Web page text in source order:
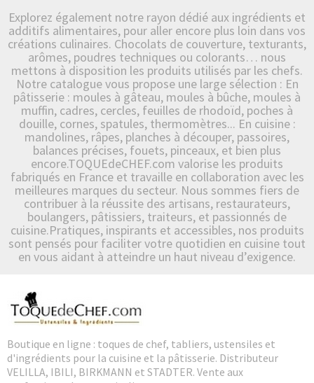
Explorez également notre rayon dédié aux ingrédients et
additifs alimentaires, pour aller encore plus loin dans vos
créations culinaires. Chocolats de couverture, texturants,
arômes, poudres techniques ou colorants… nous
mettons à disposition les produits utilisés par les chefs.
Notre catalogue vous propose une large sélection : En
pâtisserie : moules à gâteau, moules à bûche, moules à
muffin, cadres, cercles, feuilles de rhodoïd, poches à
douille, cornes, spatules, thermomètres... En cuisine :
mandolines, râpes, planches à découper, passoires,
balances précises, fouets, pinceaux, et bien plus
encore.TOQUEdeCHEF.com valorise les produits
fabriqués en France et travaille en collaboration avec les
meilleures marques du secteur. Nous sommes fiers de
contribuer à la réussite des artisans, restaurateurs,
boulangers, pâtissiers, traiteurs, et passionnés de
cuisine.Pratiques, inspirants et accessibles, nos produits
sont pensés pour faciliter votre quotidien en cuisine tout
en vous aidant à atteindre un haut niveau d’exigence.
Boutique en ligne : toques de chef, tabliers, ustensiles et
d'ingrédients pour la cuisine et la pâtisserie. Distributeur
VELILLA, IBILI, BIRKMANN et STADTER. Vente aux